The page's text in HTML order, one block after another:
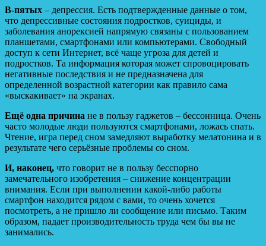
В-пятых – депрессия. Есть подтвержденные данные о том,
что депрессивные состояния подростков, суициды, и
заболевания анорексией напрямую связаны с пользованием
планшетами, смартфонами или компьютерами. Свободный
доступ к сети Интернет, всё чаще угроза для детей и
подростков. Та информация которая может спровоцировать
негативные последствия и не предназначена для
определенной возрастной категории как правило сама
«выскакивает» на экранах.
Ещё одна причина не в пользу гаджетов – бессонница. Очень
часто молодые люди пользуются смартфонами, ложась спать.
Чтение, игра перед сном замедляют выработку мелатонина и в
результате чего серьёзные проблемы со сном.
И, наконец, что говорит не в пользу бесспорно
замечательного изобретения – снижение концентрации
внимания. Если при выполнении какой-либо работы
смартфон находится рядом с вами, то очень хочется
посмотреть, а не пришло ли сообщение или письмо. Таким
образом, падает производительность труда чем бы вы не
занимались.